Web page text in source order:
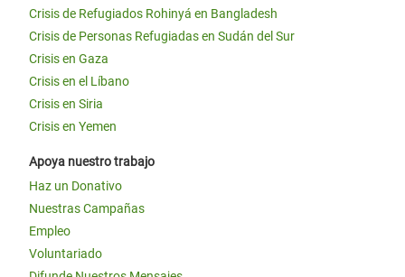
Crisis de Refugiados Rohinyá en Bangladesh
Crisis de Personas Refugiadas en Sudán del Sur
Crisis en Gaza
Crisis en el Líbano
Crisis en Siria
Crisis en Yemen
Apoya nuestro trabajo
Haz un Donativo
Nuestras Campañas
Empleo
Voluntariado